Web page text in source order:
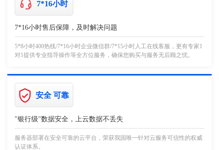
7*16小时
7*16小时售后保障，及时解决问题
5*8小时400热线/7*16小时企业微信群/7*15小时人工在线客服，更有专家1
对1提供专业指导操作等全方位服务，确保您购买与服务无后顾之忧。
安全 可靠
"银行级"数据安全，上云数据不丢失
服务器部署在安全可靠的云平台，荣获我国唯一针对云服务可信性的权威
认证体系。